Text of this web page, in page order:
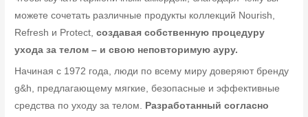
можете сочетать различные продукты коллекций Nourish,
Refresh и Protect,создавая собственную процедуру
ухода за телом – и свою неповторимую ауру.
Начиная с 1972 года, люди по всему миру доверяют бренду
g&h, предлагающему мягкие, безопасные и эффективные
средства по уходу за телом. Разработанный согласно